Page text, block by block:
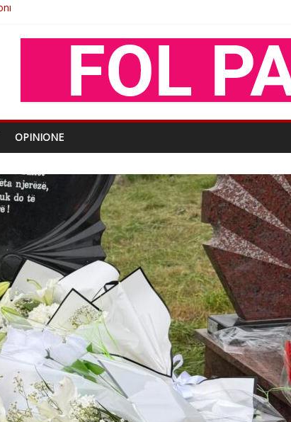
Xhevdet Qeriqi Dega e invalidëve në Fushë Kosovë
OPINIONE